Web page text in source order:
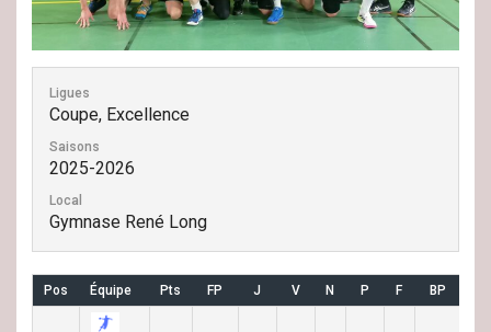
Ligues
Coupe, Excellence
Saisons
2025-2026
Local
Gymnase René Long
Pos Équipe Pts FP J V N P F BP